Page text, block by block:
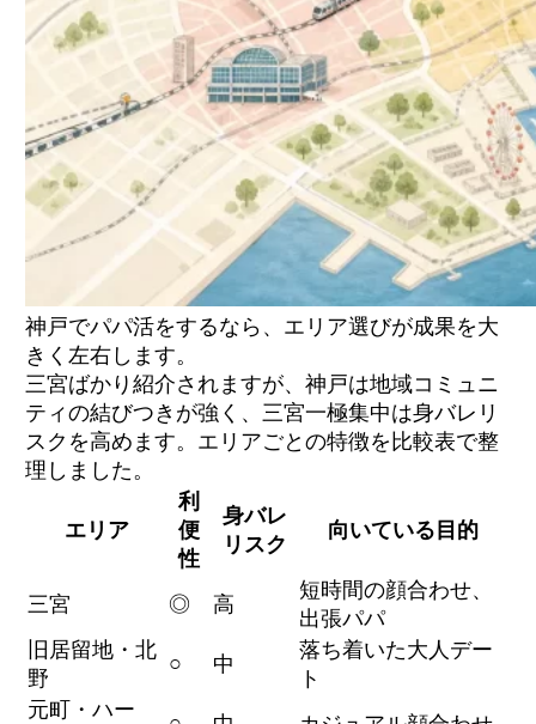
神戸でパパ活をするなら、エリア選びが成果を大
きく左右します。
三宮ばかり紹介されますが、神戸は地域コミュニ
ティの結びつきが強く、三宮一極集中は身バレリ
スクを高めます。エリアごとの特徴を比較表で整
理しました。
エリア
利
便
性
身バレ
リスク
向いている目的
三宮 ◎ 高
短時間の顔合わせ、
出張パパ
旧居留地・北
野
○ 中
落ち着いた大人デー
ト
元町・ハー